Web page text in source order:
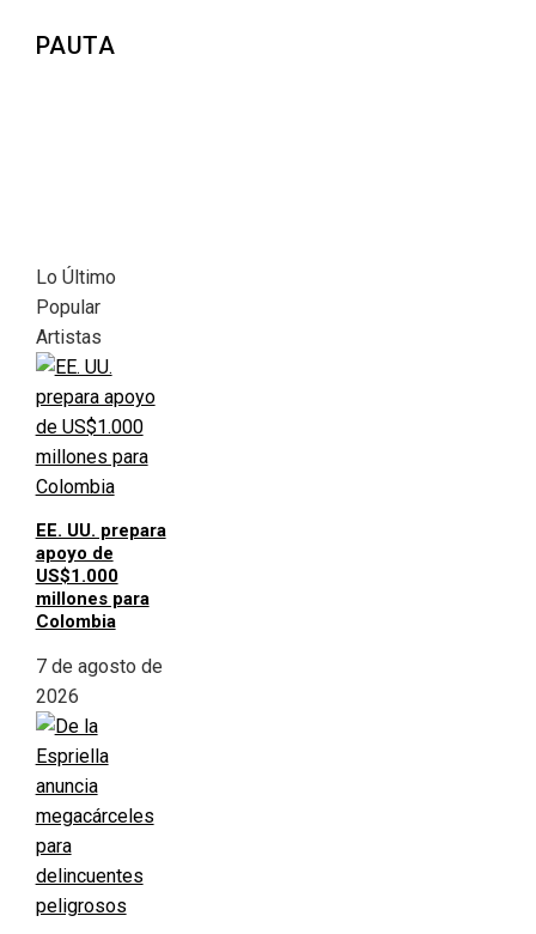
PAUTA
Lo Último
Popular
Artistas
EE. UU. prepara
apoyo de
US$1.000
millones para
Colombia
7 de agosto de
2026